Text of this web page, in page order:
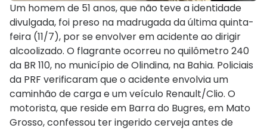
Um homem de 51 anos, que não teve a identidade
divulgada, foi preso na madrugada da última quinta-
feira (11/7), por se envolver em acidente ao dirigir
alcoolizado. O flagrante ocorreu no quilômetro 240
da BR 110, no município de Olindina, na Bahia. Policiais
da PRF verificaram que o acidente envolvia um
caminhão de carga e um veículo Renault/Clio. O
motorista, que reside em Barra do Bugres, em Mato
Grosso, confessou ter ingerido cerveja antes de